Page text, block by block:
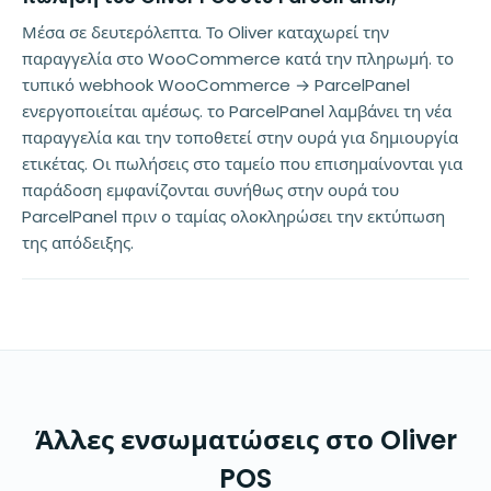
Μέσα σε δευτερόλεπτα. Το Oliver καταχωρεί την
παραγγελία στο WooCommerce κατά την πληρωμή. το
τυπικό webhook WooCommerce → ParcelPanel
ενεργοποιείται αμέσως. το ParcelPanel λαμβάνει τη νέα
παραγγελία και την τοποθετεί στην ουρά για δημιουργία
ετικέτας. Οι πωλήσεις στο ταμείο που επισημαίνονται για
παράδοση εμφανίζονται συνήθως στην ουρά του
ParcelPanel πριν ο ταμίας ολοκληρώσει την εκτύπωση
της απόδειξης.
Άλλες ενσωματώσεις στο Oliver
POS